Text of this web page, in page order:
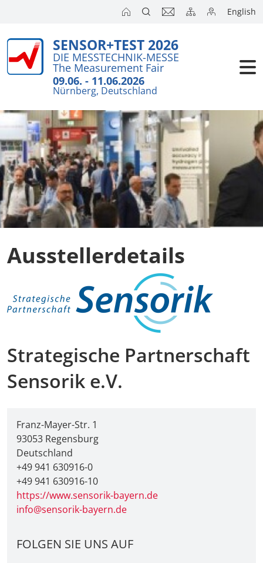
English
SENSOR+TEST 2026
DIE MESSTECHNIK-MESSE
The Measurement Fair
09.06. - 11.06.2026
Nürnberg, Deutschland
Ausstellerdetails
Strategische Partnerschaft
Sensorik e.V.
Franz-Mayer-Str. 1
93053 Regensburg
Deutschland
+49 941 630916-0
+49 941 630916-10
https://www.sensorik-bayern.de
info@sensorik-bayern.de
FOLGEN SIE UNS AUF
Besucher